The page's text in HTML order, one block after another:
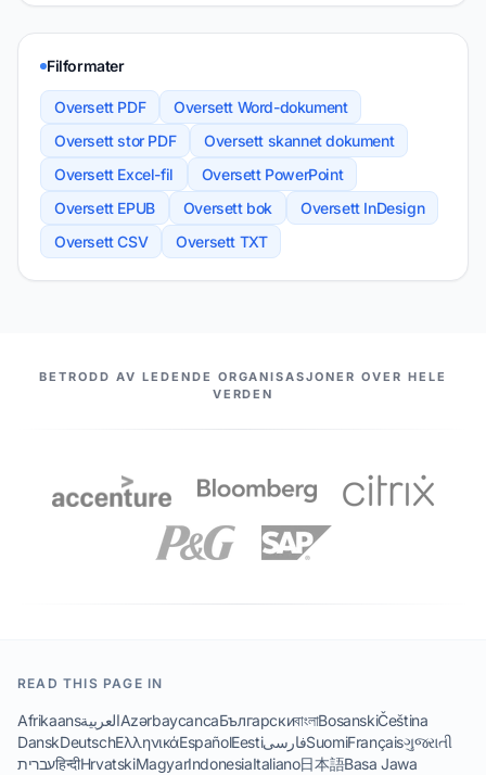
Filformater
Oversett PDF
Oversett Word-dokument
Oversett stor PDF
Oversett skannet dokument
Oversett Excel-fil
Oversett PowerPoint
Oversett EPUB
Oversett bok
Oversett InDesign
Oversett CSV
Oversett TXT
VÅRE PARTNERE
BETRODD AV LEDENDE ORGANISASJONER OVER HELE
VERDEN
READ THIS PAGE IN
AfrikaansالعربيةAzərbaycancaБългарскиবাংলাBosanskiČeština
DanskDeutschΕλληνικάEspañolEestiفارسیSuomiFrançaisગુજરાતી
עבריתहिन्दीHrvatskiMagyarIndonesiaItaliano日本語Basa Jawa